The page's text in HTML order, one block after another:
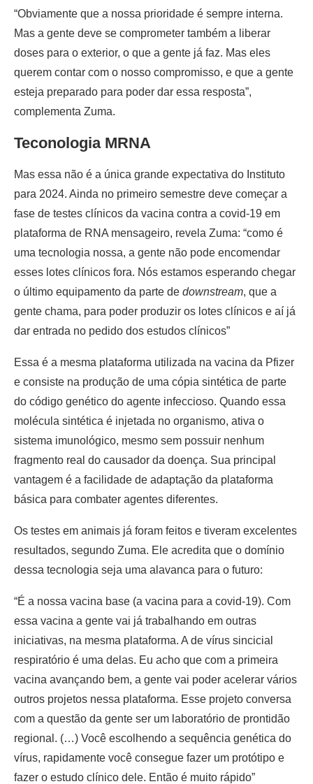
“Obviamente que a nossa prioridade é sempre interna.
Mas a gente deve se comprometer também a liberar
doses para o exterior, o que a gente já faz. Mas eles
querem contar com o nosso compromisso, e que a gente
esteja preparado para poder dar essa resposta”,
complementa Zuma.
Teconologia MRNA
Mas essa não é a única grande expectativa do Instituto
para 2024. Ainda no primeiro semestre deve começar a
fase de testes clínicos da vacina contra a covid-19 em
plataforma de RNA mensageiro, revela Zuma: “como é
uma tecnologia nossa, a gente não pode encomendar
esses lotes clínicos fora. Nós estamos esperando chegar
o último equipamento da parte de downstream, que a
gente chama, para poder produzir os lotes clínicos e aí já
dar entrada no pedido dos estudos clínicos”
Essa é a mesma plataforma utilizada na vacina da Pfizer
e consiste na produção de uma cópia sintética de parte
do código genético do agente infeccioso. Quando essa
molécula sintética é injetada no organismo, ativa o
sistema imunológico, mesmo sem possuir nenhum
fragmento real do causador da doença. Sua principal
vantagem é a facilidade de adaptação da plataforma
básica para combater agentes diferentes.
Os testes em animais já foram feitos e tiveram excelentes
resultados, segundo Zuma. Ele acredita que o domínio
dessa tecnologia seja uma alavanca para o futuro:
“É a nossa vacina base (a vacina para a covid-19). Com
essa vacina a gente vai já trabalhando em outras
iniciativas, na mesma plataforma. A de vírus sincicial
respiratório é uma delas. Eu acho que com a primeira
vacina avançando bem, a gente vai poder acelerar vários
outros projetos nessa plataforma. Esse projeto conversa
com a questão da gente ser um laboratório de prontidão
regional. (…) Você escolhendo a sequência genética do
vírus, rapidamente você consegue fazer um protótipo e
fazer o estudo clínico dele. Então é muito rápido”